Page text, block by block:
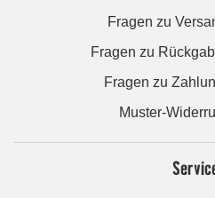
Fragen zu
Fragen zu
Fragen zu
Muster-